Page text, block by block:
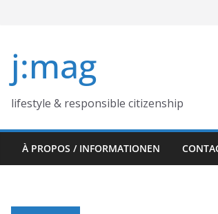
j:mag
lifestyle & responsible citizenship
À PROPOS / INFORMATIONEN